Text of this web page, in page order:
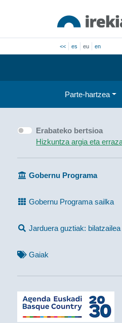
<< es eu en
Parte-hartzea
Erabateko bertsioa
Hizkuntza argia eta
Gobernu Programa
Gobernu Programa sailka
Jarduera guztiak: bilatzailea
Gaiak